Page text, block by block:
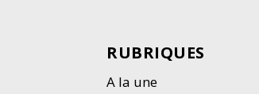
RUBRIQUES
A la une